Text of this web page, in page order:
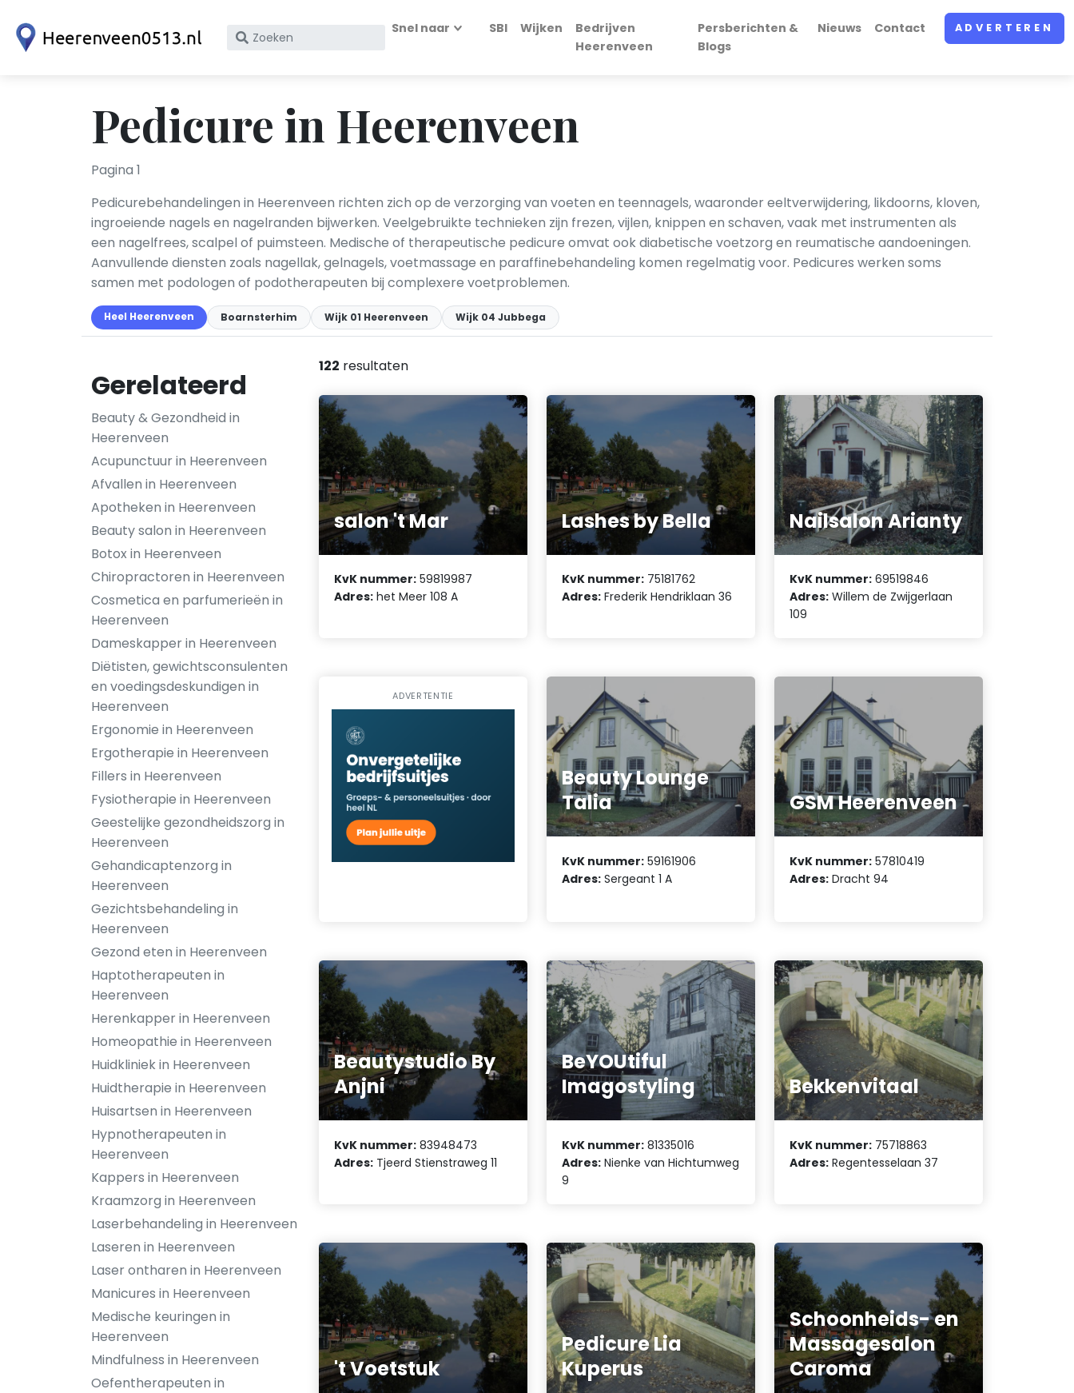
Zoek
KvK
nummer
Snel naar SBI Wijken
Bedrijven
Heerenveen
Persberichten &
Blogs
Nieuws Contact ADVERTEREN
Pedicure in Heerenveen
Pagina 1
Pedicurebehandelingen in Heerenveen richten zich op de verzorging van voeten en teennagels, waaronder eeltverwijdering, likdoorns, kloven,
ingroeiende nagels en nagelranden bijwerken. Veelgebruikte technieken zijn frezen, vijlen, knippen en schaven, vaak met instrumenten als
een nagelfrees, scalpel of puimsteen. Medische of therapeutische pedicure omvat ook diabetische voetzorg en reumatische aandoeningen.
Aanvullende diensten zoals nagellak, gelnagels, voetmassage en paraffinebehandeling komen regelmatig voor. Pedicures werken soms
samen met podologen of podotherapeuten bij complexere voetproblemen.
Heel Heerenveen Boarnsterhim Wijk 01 Heerenveen Wijk 04 Jubbega
Gerelateerd
Beauty & Gezondheid in
Heerenveen
Acupunctuur in Heerenveen
Afvallen in Heerenveen
Apotheken in Heerenveen
Beauty salon in Heerenveen
Botox in Heerenveen
Chiropractoren in Heerenveen
Cosmetica en parfumerieën in
Heerenveen
Dameskapper in Heerenveen
Diëtisten, gewichtsconsulenten
en voedingsdeskundigen in
Heerenveen
Ergonomie in Heerenveen
Ergotherapie in Heerenveen
Fillers in Heerenveen
Fysiotherapie in Heerenveen
Geestelijke gezondheidszorg in
Heerenveen
Gehandicaptenzorg in
Heerenveen
Gezichtsbehandeling in
Heerenveen
Gezond eten in Heerenveen
Haptotherapeuten in
Heerenveen
Herenkapper in Heerenveen
Homeopathie in Heerenveen
Huidkliniek in Heerenveen
Huidtherapie in Heerenveen
Huisartsen in Heerenveen
Hypnotherapeuten in
Heerenveen
Kappers in Heerenveen
Kraamzorg in Heerenveen
Laserbehandeling in Heerenveen
Laseren in Heerenveen
Laser ontharen in Heerenveen
Manicures in Heerenveen
Medische keuringen in
Heerenveen
Mindfulness in Heerenveen
Oefentherapeuten in
122 resultaten
salon 't Mar
KvK nummer: 59819987
Adres: het Meer 108 A
Lashes by Bella
KvK nummer: 75181762
Adres: Frederik Hendriklaan 36
Nailsalon Arianty
KvK nummer: 69519846
Adres: Willem de Zwijgerlaan
109
ADVERTENTIE
Beauty Lounge
Talia
KvK nummer: 59161906
Adres: Sergeant 1 A
GSM Heerenveen
KvK nummer: 57810419
Adres: Dracht 94
Beautystudio By
Anjni
KvK nummer: 83948473
Adres: Tjeerd Stienstraweg 11
BeYOUtiful
Imagostyling
KvK nummer: 81335016
Adres: Nienke van Hichtumweg
9
Bekkenvitaal
KvK nummer: 75718863
Adres: Regentesselaan 37
't Voetstuk
Pedicure Lia
Kuperus
Schoonheids- en
Massagesalon
Caroma